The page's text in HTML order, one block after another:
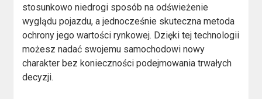
stosunkowo niedrogi sposób na odświeżenie
wyglądu pojazdu, a jednocześnie skuteczna metoda
ochrony jego wartości rynkowej. Dzięki tej technologii
możesz nadać swojemu samochodowi nowy
charakter bez konieczności podejmowania trwałych
decyzji.